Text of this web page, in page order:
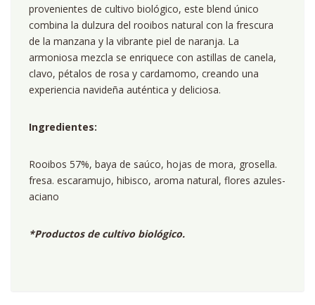
provenientes de cultivo biológico, este blend único
combina la dulzura del rooibos natural con la frescura
de la manzana y la vibrante piel de naranja. La
armoniosa mezcla se enriquece con astillas de canela,
clavo, pétalos de rosa y cardamomo, creando una
experiencia navideña auténtica y deliciosa.
Ingredientes:
Rooibos 57%, baya de saúco, hojas de mora, grosella.
fresa. escaramujo, hibisco, aroma natural, flores azules-
aciano
*Productos de cultivo biológico.